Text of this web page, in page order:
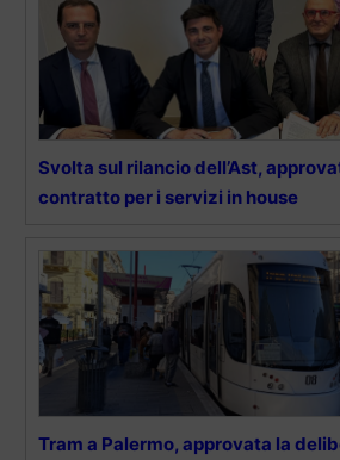
Svolta sul rilancio dell’Ast,
contratto per i servizi in house
Tram a Palermo, approvata la